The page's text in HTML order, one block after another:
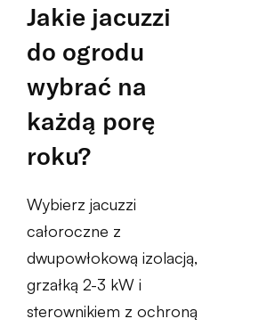
Jakie jacuzzi
do ogrodu
wybrać na
każdą porę
roku?
Wybierz jacuzzi
całoroczne z
dwupowłokową izolacją,
grzałką 2-3 kW i
sterownikiem z ochroną